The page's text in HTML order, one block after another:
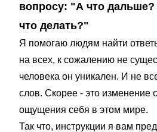
вопросу: "А что дальше?
что делать?"
Я помогаю людям найти
на всех, к сожалению не
человека он уникален. И не
слов. Скорее - это изменение
ощущения себя в этом мире.
Так что, инструкции я вам